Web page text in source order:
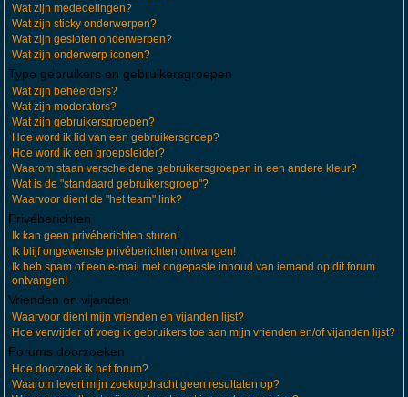
Wat zijn mededelingen?
Wat zijn sticky onderwerpen?
Wat zijn gesloten onderwerpen?
Wat zijn onderwerp iconen?
Type gebruikers en gebruikersgroepen
Wat zijn beheerders?
Wat zijn moderators?
Wat zijn gebruikersgroepen?
Hoe word ik lid van een gebruikersgroep?
Hoe word ik een groepsleider?
Waarom staan verscheidene gebruikersgroepen in een andere kleur?
Wat is de "standaard gebruikersgroep"?
Waarvoor dient de "het team" link?
Privéberichten
Ik kan geen privéberichten sturen!
Ik blijf ongewenste privéberichten ontvangen!
Ik heb spam of een e-mail met ongepaste inhoud van iemand op dit forum
ontvangen!
Vrienden en vijanden
Waarvoor dient mijn vrienden en vijanden lijst?
Hoe verwijder of voeg ik gebruikers toe aan mijn vrienden en/of vijanden lijst?
Forums doorzoeken
Hoe doorzoek ik het forum?
Waarom levert mijn zoekopdracht geen resultaten op?